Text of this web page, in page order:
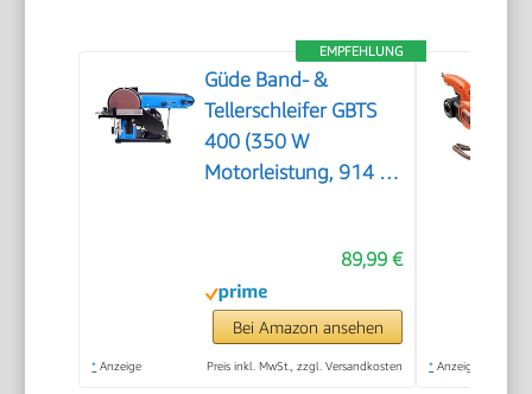
EMPFEHLUNG
Güde Band- &
Tellerschleifer GBTS
400 (350 W
Motorleistung, 914 x
Bandgeschwindigkeit,
1450 1/min
Schleiftellerdrehzahl,
36 mm Ø
89,99 €
Bei Amazon ansehen
* Anzeige Preis inkl. MwSt., zzgl. Versandkosten * Anzeige